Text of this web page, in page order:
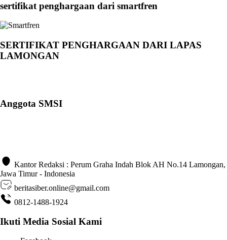
sertifikat penghargaan dari smartfren
SERTIFIKAT PENGHARGAAN DARI LAPAS
LAMONGAN
Anggota SMSI
Kantor Redaksi : Perum Graha Indah Blok AH No.14 Lamongan,
Jawa Timur - Indonesia
beritasiber.online@gmail.com
0812-1488-1924
Ikuti Media Sosial Kami